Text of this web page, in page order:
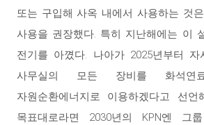
또는 구입해 사옥 내에서 사용하는 것
사용을 권장했다. 특히 지난해에는 이
전기를 아꼈다. 나아가 2025년부터
사무실의 모든 장비를 화석
자원순환에너지로 이용하겠다고 선
목표대로라면 2030년의 KPN엔 그